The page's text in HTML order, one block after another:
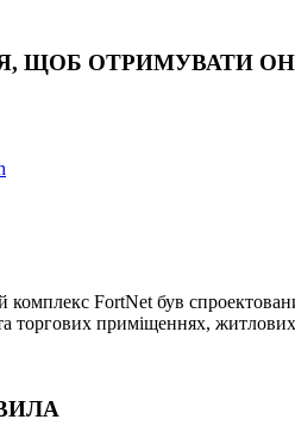
ЩОБ ОТРИМУВАТИ
FortNet був
торгових приміщеннях,